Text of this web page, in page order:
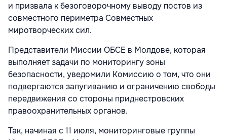
и призвала к безоговорочному выводу постов из
совместного периметра Совместных
миротворческих сил.
Представители Миссии ОБСЕ в Молдове, которая
выполняет задачи по мониторингу зоны
безопасности, уведомили Комиссию о том, что они
подвергаются запугиванию и ограничению свободы
передвижения со стороны приднестровских
правоохранительных органов.
Так, начиная с 11 июля, мониторинговые группы